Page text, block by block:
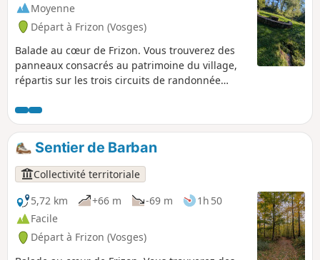
Moyenne
Départ à Frizon (Vosges)
Balade au cœur de Frizon. Vous trouverez des
panneaux consacrés au patrimoine du village,
répartis sur les trois circuits de randonnée
permet de découvrir la forêt, ainsi que sa faune
et sa flore. Elle vous emmène jusqu’à la Fontaine
Valère, où l’on peut en apprendre d'avantage
sur son histoire et goûter son eau minérale
ferrugineuse.
Sentier de Barban
Collectivité territoriale
5,72 km
+66 m -69 m
1h 50
Facile
Départ à Frizon (Vosges)